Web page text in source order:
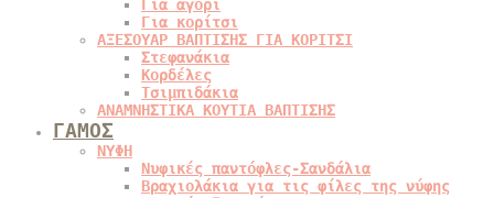
Για αγόρι
Για κορίτσι
ΑΞΕΣΟΥΑΡ ΒΑΠΤΙΣΗΣ ΓΙΑ ΚΟΡΙΤΣΙ
Στεφανάκια
Κορδέλες
Τσιμπιδάκια
ΑΝΑΜΝΗΣΤΙΚΑ ΚΟΥΤΙΑ ΒΑΠΤΙΣΗΣ
ΓΑΜΟΣ
ΝΥΦΗ
Νυφικές παντόφλες-Σανδάλια
Βραχιολάκια για τις φίλες της νύφης